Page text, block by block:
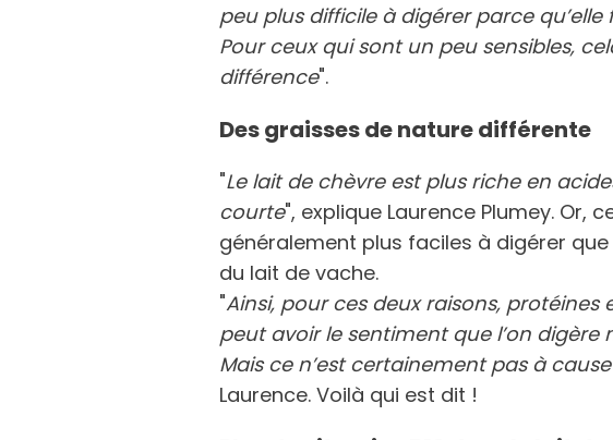
peu plus difficile à digérer parce qu’elle
Pour ceux qui sont un peu sensibles,
différence".
Des graisses de nature différente
"Le lait de chèvre est plus riche en
courte", explique Laurence Plumey. Or,
généralement plus faciles à digérer
du lait de vache.
"Ainsi, pour ces deux raisons, protéines
peut avoir le sentiment que l’on digère
Mais ce n’est certainement pas à
Laurence. Voilà qui est dit !